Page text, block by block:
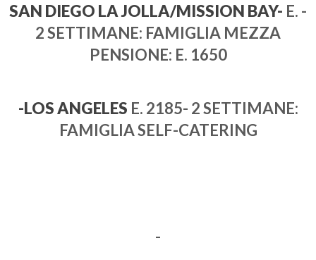
SAN DIEGO LA JOLLA/MISSION BAY- E. -
2 SETTIMANE: FAMIGLIA MEZZA
PENSIONE: E. 1650
-LOS ANGELES E. 2185- 2 SETTIMANE:
FAMIGLIA SELF-CATERING
-